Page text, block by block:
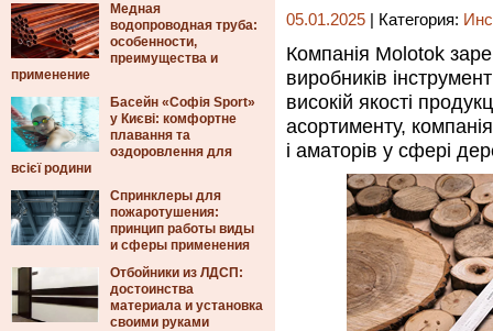
Медная
водопроводная труба:
особенности,
преимущества и
применение
Басейн «Софія Sport»
у Києві: комфортне
плавання та
оздоровлення для
всієї родини
Спринклеры для
пожаротушения:
принцип работы виды
и сферы применения
Отбойники из ЛДСП:
достоинства
материала и установка
своими руками
05.01.2025 | Категория:
Компанія Molotok
виробників
високій якості
асортименту,
і аматорів у сфері